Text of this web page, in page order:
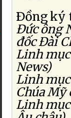
Ðồng ký
Ðức ông
đốc Ðài
Linh
News)
Linh
Chúa Mỹ
Linh